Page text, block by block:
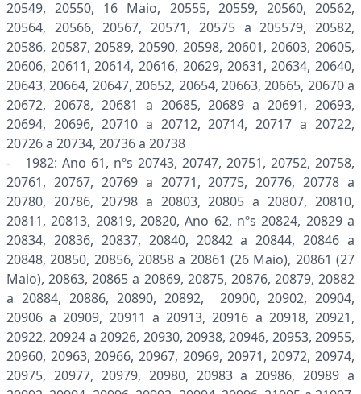
20549, 20550, 16 Maio, 20555, 20559, 20560, 20562,
20564, 20566, 20567, 20571, 20575 a 205579, 20582,
20586, 20587, 20589, 20590, 20598, 20601, 20603, 20605,
20606, 20611, 20614, 20616, 20629, 20631, 20634, 20640,
20643, 20664, 20647, 20652, 20654, 20663, 20665, 20670 a
20672, 20678, 20681 a 20685, 20689 a 20691, 20693,
20694, 20696, 20710 a 20712, 20714, 20717 a 20722,
20726 a 20734, 20736 a 20738
- 1982: Ano 61, nºs 20743, 20747, 20751, 20752, 20758,
20761, 20767, 20769 a 20771, 20775, 20776, 20778 a
20780, 20786, 20798 a 20803, 20805 a 20807, 20810,
20811, 20813, 20819, 20820, Ano 62, nºs 20824, 20829 a
20834, 20836, 20837, 20840, 20842 a 20844, 20846 a
20848, 20850, 20856, 20858 a 20861 (26 Maio), 20861 (27
Maio), 20863, 20865 a 20869, 20875, 20876, 20879, 20882
a 20884, 20886, 20890, 20892, 20900, 20902, 20904,
20906 a 20909, 20911 a 20913, 20916 a 20918, 20921,
20922, 20924 a 20926, 20930, 20938, 20946, 20953, 20955,
20960, 20963, 20966, 20967, 20969, 20971, 20972, 20974,
20975, 20977, 20979, 20980, 20983 a 20986, 20989 a